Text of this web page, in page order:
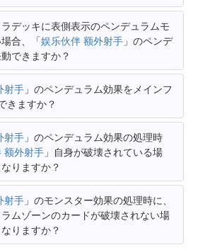
デッキに表側表示のペンデュラムモ
合、「娱乐伙伴 额外射手 」のペンデ
できますか？
射手 」のペンデュラム効果をメインフ
きますか？
射手 」のペンデュラム効果の処理時
额外射手 」自身が破壊されている場
りますか？
射手 」のモンスター効果の処理時に、
ムゾーンのカードが破壊されない場
りますか？